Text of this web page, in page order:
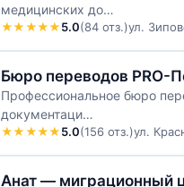
медицинских до…
★★★★★5.0(84 отз.)ул.
Бюро переводов PRO-
Профессиональное бюро
документаци…
★★★★★5.0(156 отз.)ул.
Анат — миграционный